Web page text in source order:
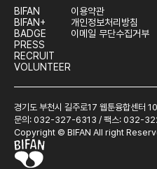
BIFAN
BIFAN+
BADGE
PRESS
RECRUIT
VOLUNTEER
이용약관
개인정보처리방침
이메일 무단수집거부
경기도 부천시 길주로17 웹툰융합센터
문의: 032-327-6313 / 팩스: 032-
Copyright © BIFAN All right